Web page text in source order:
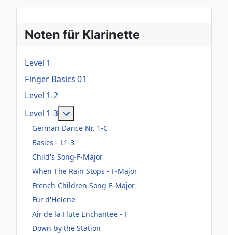
Noten für Klarinette
Level 1
Finger Basics 01
Level 1-2
Level 1-3
German Dance Nr. 1-C
Basics - L1-3
Child's Song-F-Major
When The Rain Stops - F-Major
French Children Song-F-Major
Für d'Helene
Air de la Flute Enchantee - F
Down by the Station